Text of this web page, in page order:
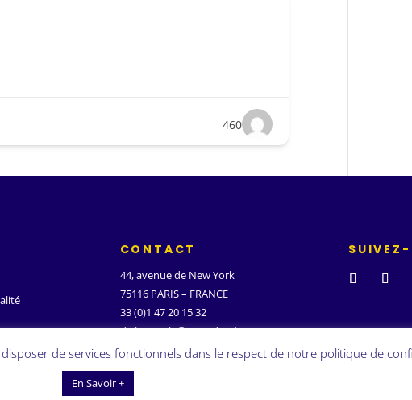
460
CONTACT
44, avenue de New York
75116 PARIS – FRANCE
33 (0)1 47 20 15 32
d.ghanassia@wanadoo.fr
SUIVEZ-
de services fonctionnels dans le respect de notre politique de
En Savoir +